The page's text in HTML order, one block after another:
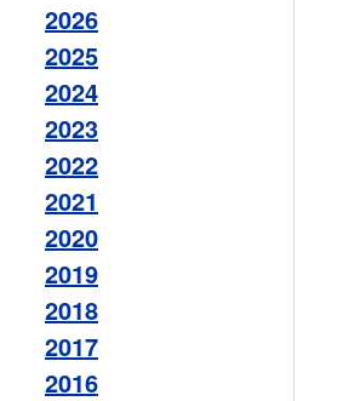
2026
2025
2024
2023
2022
2021
2020
2019
2018
2017
2016